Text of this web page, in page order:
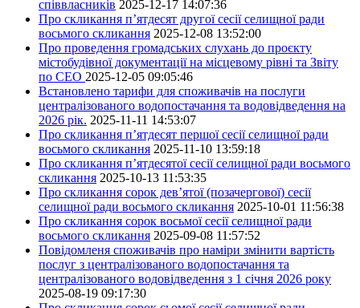
співвласників 2025-12-17 14:07:36
Про скликання п’ятдесят другої сесії селищної ради
восьмого скликання 2025-12-08 13:52:00
Про проведення громадських слухань до проєкту
містобудівної документації на місцевому рівні та Звіту
по СЕО 2025-12-05 09:05:46
Встановлено тарифи для споживачів на послуги
централізованого водопостачання та водовідведення на
2026 рік. 2025-11-11 14:53:07
Про скликання п’ятдесят першої сесії селищної ради
восьмого скликання 2025-11-10 13:59:18
Про скликання п’ятдесятої сесії селищної ради восьмого
скликання 2025-10-13 11:53:35
Про скликання сорок дев’ятої (позачергової) сесії
селищної ради восьмого скликання 2025-10-01 11:56:38
Про скликання сорок восьмої сесії селищної ради
восьмого скликання 2025-09-08 11:57:52
Повідомленя споживачів про наміри змінити вартість
послуг з централізованого водопостачання та
централізованого водовідведення з 1 січня 2026 року
2025-08-19 09:17:30